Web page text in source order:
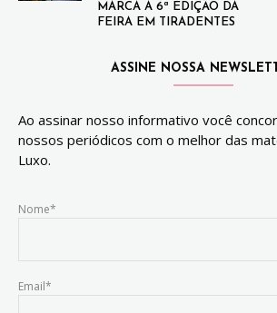
MARCA A 6ª EDIÇÃO DA
FEIRA EM TIRADENTES
ASSINE NOSSA
Ao assinar nosso informativo você
nossos periódicos com o melhor das
Luxo.
Nome*
Email*